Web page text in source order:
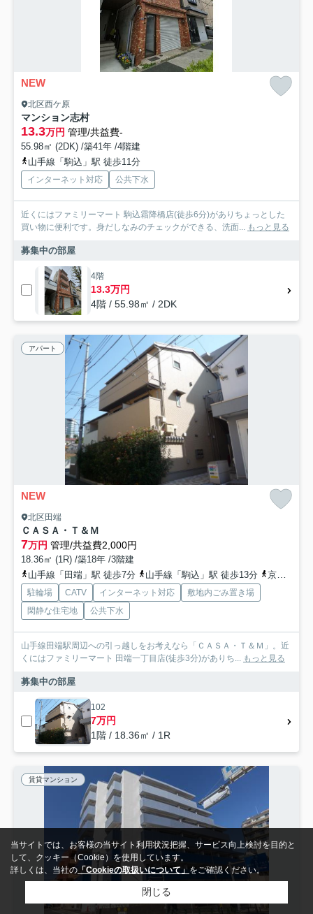
NEW
北区西ケ原
マンション志村
13.3万円 管理/共益費-
55.98㎡ (2DK) /築41年 /4階建
山手線「駒込」駅 徒歩11分
インターネット対応 公共下水
近くにはファミリーマート 駒込霜降橋店(徒歩6分)がありちょっとした
買い物に便利です。身だしなみのチェックができる、洗面...
もっと見る
募集中の部屋
4階
13.3万円
4階 / 55.98㎡ / 2DK
アパート
NEW
北区田端
ＣＡＳＡ・Ｔ＆Ｍ
7万円 管理/共益費2,000円
18.36㎡ (1R) /築18年 /3階建
山手線「田端」駅 徒歩7分
山手線「駒込」駅 徒歩13分 京浜東北線「西日暮里」駅 徒歩13分
駐輪場 CATV インターネット対応
敷地内ごみ置き場
閑静な住宅地
公共下水
山手線田端駅周辺への引っ越しをお考えなら「ＣＡＳＡ・Ｔ＆Ｍ」。近
くにはファミリーマート 田端一丁目店(徒歩3分)がありち...
もっと見る
募集中の部屋
102
7万円
1階 / 18.36㎡ / 1R
賃貸マンション
当サイトでは、お客様の当サイト利用状況把握、サービス向上検討を目的と
して、クッキー（Cookie）を使用しています。
詳しくは、当社の 「Cookieの取扱いについて」 をご確認ください。
閉じる